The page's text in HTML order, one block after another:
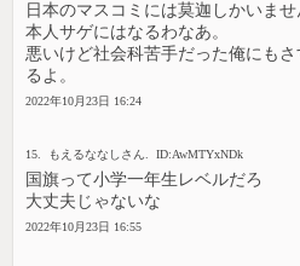
日本のマスコミには莫迦しかいま
本人サゲにはなるわなあ。
悪いけど社会科苦手だった俺にも
るよ。
2022年10月23日 16:24
15. もえるななしさん. ID:AwMTYxNDk
国旗って小学一年生レベルだろ
大丈夫じゃないな
2022年10月23日 16:55